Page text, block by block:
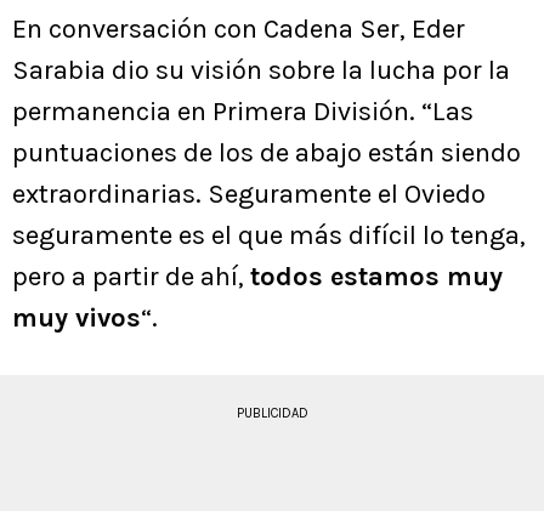
En conversación con Cadena Ser, Eder
Sarabia dio su visión sobre la lucha por la
permanencia en Primera División. “Las
puntuaciones de los de abajo están siendo
extraordinarias. Seguramente el Oviedo
seguramente es el que más difícil lo tenga,
pero a partir de ahí, todos estamos muy
muy vivos“.
PUBLICIDAD